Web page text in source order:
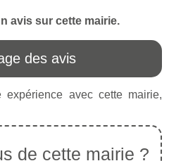
avis sur cette mairie.
des avis
avec cette mairie,
de cette mairie ?